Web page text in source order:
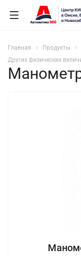
Главная Продукты
Других физических